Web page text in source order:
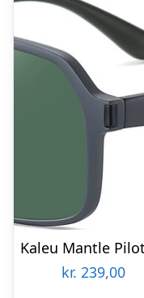
kr. 239,00